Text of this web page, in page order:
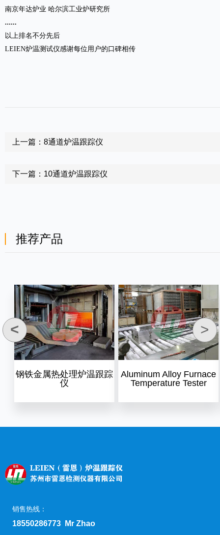
南京年达炉业 哈尔滨工业炉研究所
......
以上排名不分先后
LEIEN炉温测试仪感谢每位用户的口碑相传
上一篇：8通道炉温跟踪仪
下一篇：10通道炉温跟踪仪
推荐产品
钢铁金属热处理炉温跟踪
仪
Aluminum Alloy Furnace
Temperature Tester
< >
销售热线：
18550286773 Mr Zhao